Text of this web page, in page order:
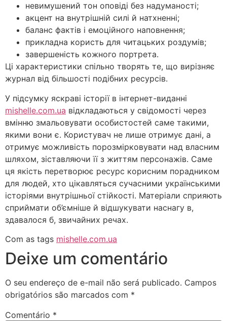
невимушений тон оповіді без надуманості;
акцент на внутрішній силі й натхненні;
баланс фактів і емоційного наповнення;
прикладна користь для читацьких роздумів;
завершеність кожного портрета.
Ці характеристики спільно творять те, що вирізняє
журнал від більшості подібних ресурсів.
У підсумку яскраві історії в інтернет-виданні
mishelle.com.ua відкладаються у свідомості через
вмінню змальовувати особистостей саме такими,
якими вони є. Користувач не лише отримує дані, а
отримує можливість порозмірковувати над власним
шляхом, зіставляючи її з життям персонажів. Саме
ця якість перетворює ресурс корисним порадником
для людей, хто цікавляться сучасними українськими
історіями внутрішньої стійкості. Матеріали сприяють
сприймати об’ємніше й відшукувати наснагу в,
здавалося б, звичайних речах.
Com as tags mishelle.com.ua
Deixe um comentário
O seu endereço de e-mail não será publicado. Campos
obrigatórios são marcados com *
Comentário *